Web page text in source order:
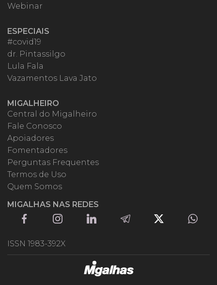
Webinar
ESPECIAIS
#covid19
dr. Pintassilgo
Lula Fala
Vazamentos Lava Jato
MIGALHEIRO
Central do Migalheiro
Fale Conosco
Apoiadores
Fomentadores
Perguntas Frequentes
Termos de Uso
Quem Somos
MIGALHAS NAS REDES
ISSN 1983-392X